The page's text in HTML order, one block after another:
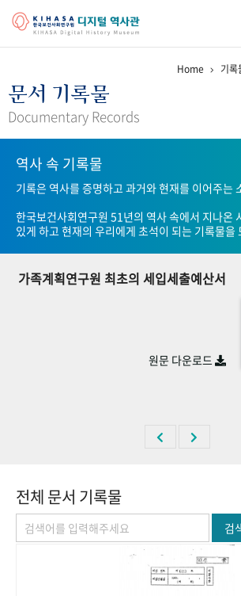
걸어온 길 기관 변천사
연구 역사
정책과 연구 키워드로 보는 연구 역사
기록물 아카이브
사진 아카이브 문서 기록물 행정박물
숫자로 보는 50년 50+1주년
Home 기록
문서 기록물
Documentary Records
역사 속 기록물
기록은 역사를 증명하고 과거와 현재를 이어주는
한국보건사회연구원 51년의 역사 속에서 지나온
있게 하고 현재의 우리에게 초석이 되는 기록물을
가족계획연구원 최초의 세입세출예산서
원문 다운로드
전체 문서 기록물
검